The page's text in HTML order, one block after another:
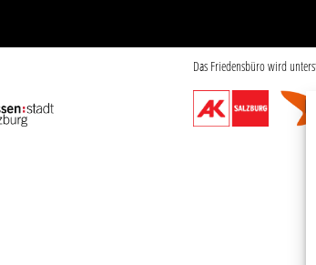
Das Friedensbüro wird